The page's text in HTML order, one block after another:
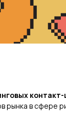
рынка в сфере